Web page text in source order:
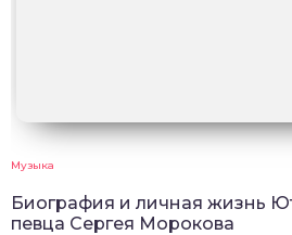
Музыка
Биография и личная жизнь
певца Сергея Морокова